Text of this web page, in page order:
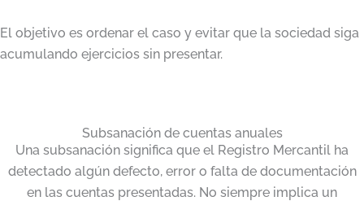
El objetivo es ordenar el caso y evitar que la sociedad siga
acumulando ejercicios sin presentar.
Subsanación de cuentas anuales
Una subsanación significa que el Registro Mercantil ha
detectado algún defecto, error o falta de documentación
en las cuentas presentadas. No siempre implica un